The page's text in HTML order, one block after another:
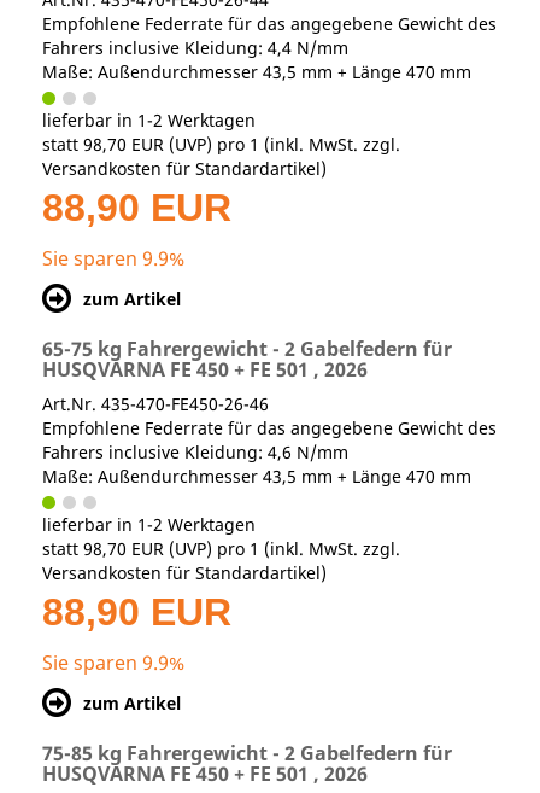
Empfohlene Federrate für das angegebene Gewicht des
Fahrers inclusive Kleidung: 4,4 N/mm
Maße: Außendurchmesser 43,5 mm + Länge 470 mm
lieferbar in 1-2 Werktagen
statt 98,70 EUR (UVP) pro 1 (inkl. MwSt. zzgl.
Versandkosten für Standardartikel)
88,90 EUR
Sie sparen 9.9%
zum Artikel
65-75 kg Fahrergewicht - 2 Gabelfedern für
HUSQVARNA FE 450 + FE 501 , 2026
Art.Nr. 435-470-FE450-26-46
Empfohlene Federrate für das angegebene Gewicht des
Fahrers inclusive Kleidung: 4,6 N/mm
Maße: Außendurchmesser 43,5 mm + Länge 470 mm
lieferbar in 1-2 Werktagen
statt 98,70 EUR (UVP) pro 1 (inkl. MwSt. zzgl.
Versandkosten für Standardartikel)
88,90 EUR
Sie sparen 9.9%
zum Artikel
75-85 kg Fahrergewicht - 2 Gabelfedern für
HUSQVARNA FE 450 + FE 501 , 2026